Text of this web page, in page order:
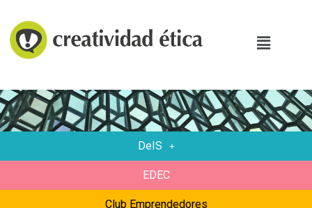
DeIS
EDEC
Club Emprendedores